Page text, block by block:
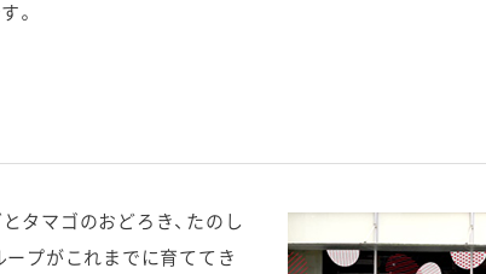
。
タマゴのおどろき、たのし
ープがこれまでに育ててき